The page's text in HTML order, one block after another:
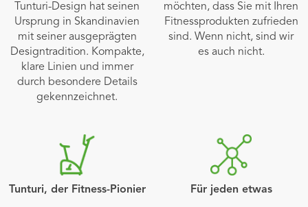
Tunturi-Design hat seinen
Ursprung in Skandinavien
mit seiner ausgeprägten
Designtradition. Kompakte,
klare Linien und immer
durch besondere Details
gekennzeichnet.
möchten, dass Sie mit Ihren
Fitnessprodukten zufrieden
sind. Wenn nicht, sind wir
es auch nicht.
Tunturi, der Fitness-Pionier Für jeden etwas